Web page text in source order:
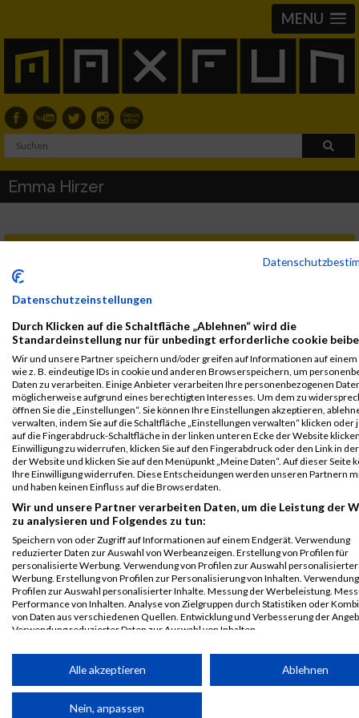
MENU
Emma Hirzer
2024
VeranstaltungStnr
First
Name
Last
NameJahr NationVereinNet
Viennathlon
2024
Athlon 6KM
443 Emma Hirzer 2002 AUT 00:54:54.1
Legende:
GPos = Geschlechter Position, KPos = Kategorie Position, TPos =
Team Position, DNS = Did not start, DNF = Did not finish, DQ =
Disqualifiziert
Datenschutzeinstellungen
Durch Klicken auf die Schaltfläche „Ablehnen“ wird die
Standardeinstellung nur für unbedingt erforderliche cookie
Wir und unsere Partner speichern und/oder greifen auf Informationen auf einem
wie z. B. eindeutige IDs in cookie und anderen Browserspeichern, um
Daten zu verarbeiten. Einige Anbieter verarbeiten Ihre personenbezogenen
möglicherweise aufgrund eines berechtigten Interesses. Um dem zu
öffnen Sie die „Einstellungen“. Sie können Ihre Einstellungen akzeptieren,
verwalten, indem Sie auf die Schaltfläche „Einstellungen verwalten“ klicken oder
auf die Fingerabdruck-Schaltfläche in der linken unteren Ecke der Website
Einwilligung zu widerrufen, klicken Sie auf den Fingerabdruck oder den Link in
der Website und klicken Sie auf den Menüpunkt „Meine Daten“. Auf dieser Seite
Ihre Einwilligung widerrufen. Diese Entscheidungen werden unseren Partnern
und haben keinen Einfluss auf die Browserdaten.
Wir und unsere Partner verarbeiten Daten, um die Leistung der
zu analysieren und Folgendes zu tun:
Speichern von oder Zugriff auf Informationen auf einem Endgerät. Verwendung
reduzierter Daten zur Auswahl von Werbeanzeigen. Erstellung von Profilen für
personalisierte Werbung. Verwendung von Profilen zur Auswahl personalisierter
Werbung. Erstellung von Profilen zur Personalisierung von Inhalten.
Profilen zur Auswahl personalisierter Inhalte. Messung der Werbeleistung.
Performance von Inhalten. Analyse von Zielgruppen durch Statistiken oder
von Daten aus verschiedenen Quellen. Entwicklung und Verbesserung der
Verwendung reduzierter Daten zur Auswahl von Inhalten.
werden.
Ihre Einwilligung und die cookie Richtlinie gelten ausschließlich für diese
Partnerliste anzeigen (1 IAB-Anbieter)
Alle akzeptieren Ablehnen
Nein, anpassen